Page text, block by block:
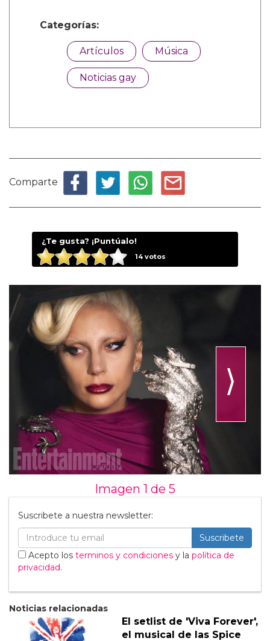
Categorías:
Artículos Música
Noticias gay
Comparte
¿Te gusta? ¡Puntúalo!
14votos
⟩
Imagen 1 de 5
Suscribete a nuestra newsletter:
Suscribete
Acepto los terminos y condiciones y la política de
privacidad.
Noticias relacionadas
El setlist de 'Viva Forever',
el musical de las Spice